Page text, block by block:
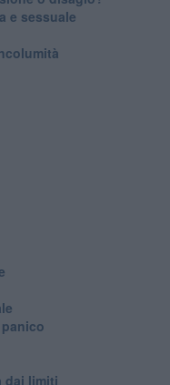
e sessuale
dai limiti